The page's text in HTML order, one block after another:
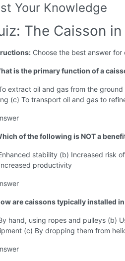
Your Knowledge
The Caisson
Choose the best answer for
is the primary function of a
extract oil and gas from the
(c) To transport oil and gas to
of the following is NOT a
stability (b) Increased risk
productivity
are caissons typically installed
hand, using ropes and pulleys (b)
(c) By dropping them from